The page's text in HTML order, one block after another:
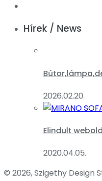
Hírek / News
2026.02.20.
Elindult
2020.04.05.
© 2026, Szigethy Design